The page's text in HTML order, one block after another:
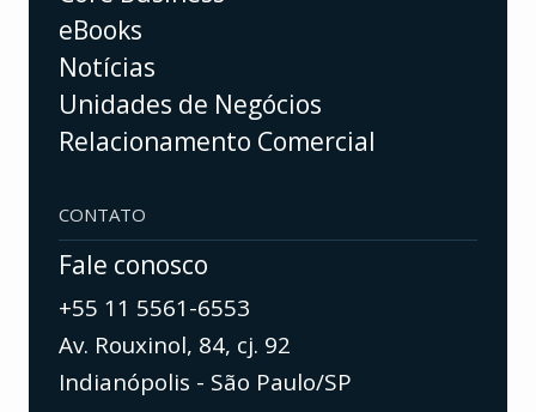
eBooks
Notícias
Unidades de Negócios
Relacionamento Comercial
CONTATO
Fale conosco
+55 11 5561-6553
Av. Rouxinol, 84, cj. 92
Indianópolis - São Paulo/SP